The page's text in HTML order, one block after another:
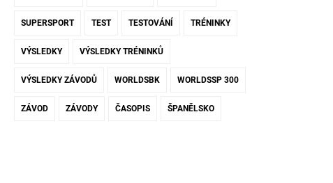
SUPERSPORT TEST TESTOVÁNÍ TRÉNINKY
VÝSLEDKY VÝSLEDKY TRÉNINKŮ
VÝSLEDKY ZÁVODŮ WORLDSBK WORLDSSP 300
ZÁVOD ZÁVODY ČASOPIS ŠPANĚLSKO